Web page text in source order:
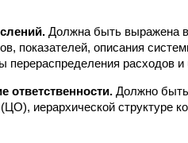
Должна быть выражена
показателей, описания
перераспределения расходов
ответственности. Должно быть
(ЦО), иерархической структуре